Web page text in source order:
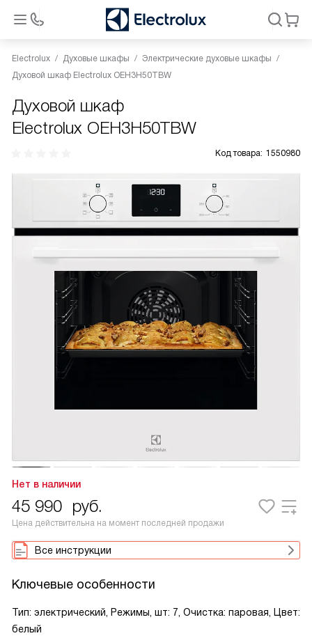
Electrolux Духовые шкафы
Электрические духовые шкафы
Духовой шкаф Electrolux OEH3H50TBW
Духовой шкаф
Electrolux OEH3H50TBW
Код товара: 1550980
Нет в наличии
45 990 руб.
Цена действительна на момент последней продажи
Все инструкции
Ключевые особенности
Тип: электрический, Режимы, шт: 7, Очистка: паровая, Цвет:
белый